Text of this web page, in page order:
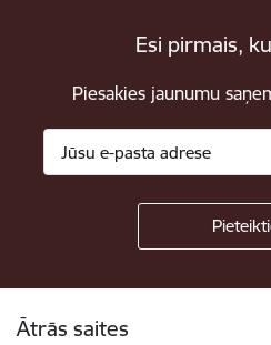
Esi pirmais,
Piesakies jaunumu
Ātrās saites